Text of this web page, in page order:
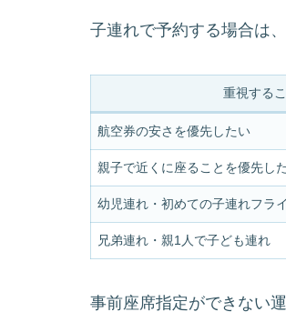
子連れで予約する場合は
重視する
航空券の安さを優先したい
親子で近くに座ることを優先し
幼児連れ・初めての子連れフラ
兄弟連れ・親1人で子ども連れ
事前座席指定ができない